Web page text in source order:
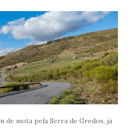
de mota pela Serra de Gredos, já